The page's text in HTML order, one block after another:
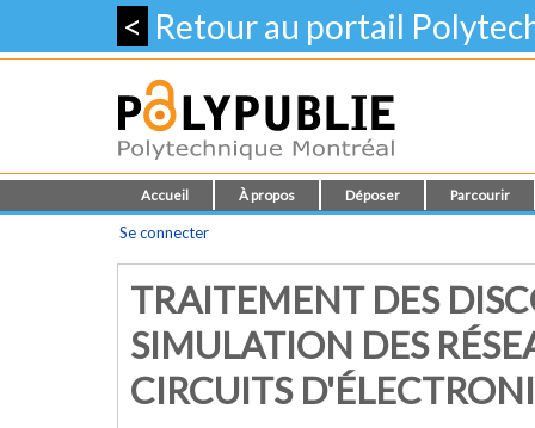
< Retour au portail
Accueil À propos Déposer Parcourir
Se connecter
TRAITEMENT DES
SIMULATION DES
CIRCUITS